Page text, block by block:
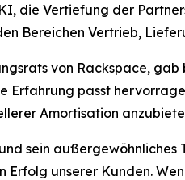
die Vertiefung der
Bereichen Vertrieb,
von Rackspace,
Erfahrung passt
Amortisation
sein
Erfolg unserer Kunden.